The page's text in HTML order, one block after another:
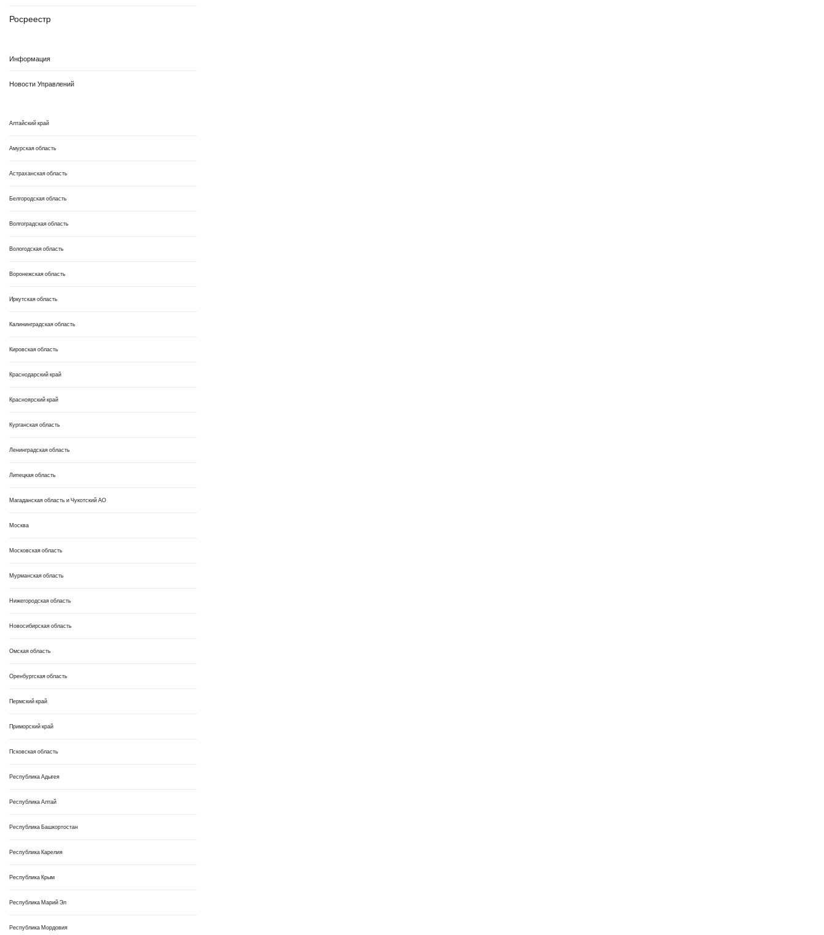
Росреестр
Информация
Новости Управлений
Алтайский край
Амурская область
Астраханская область
Белгородская область
Волгоградская область
Вологодская область
Воронежская область
Иркутская область
Калининградская область
Кировская область
Краснодарский край
Красноярский край
Курганская область
Ленинградская область
Липецкая область
Магаданская область и Чукотский АО
Москва
Московская область
Мурманская область
Нижегородская область
Новосибирская область
Омская область
Оренбургская область
Пермский край
Приморский край
Псковская область
Республика Адыгея
Республика Алтай
Республика Башкортостан
Республика Карелия
Республика Крым
Республика Марий Эл
Республика Мордовия